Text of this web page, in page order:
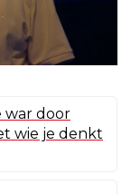
war door
wie je denkt